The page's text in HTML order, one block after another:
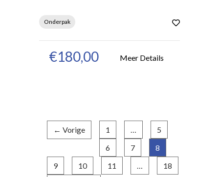
Onderpak
€180,00 Meer Details
← Vorige 1 …
5
6
7
8
9 10 11 …
18